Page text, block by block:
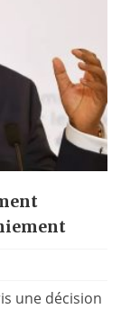
une décision